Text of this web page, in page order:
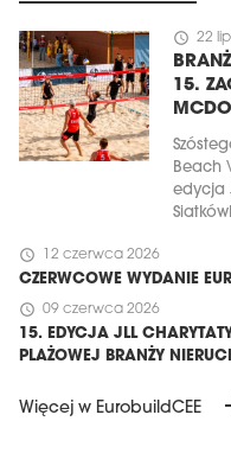
schedule 22
15.
Beach
edycja
schedule 12 czerwca 2026
CZERWCOWE WYDANIE
schedule 09 czerwca 2026
15. EDYCJA JLL
PLAŻOWEJ BRANŻY
Więcej w EurobuildCEE